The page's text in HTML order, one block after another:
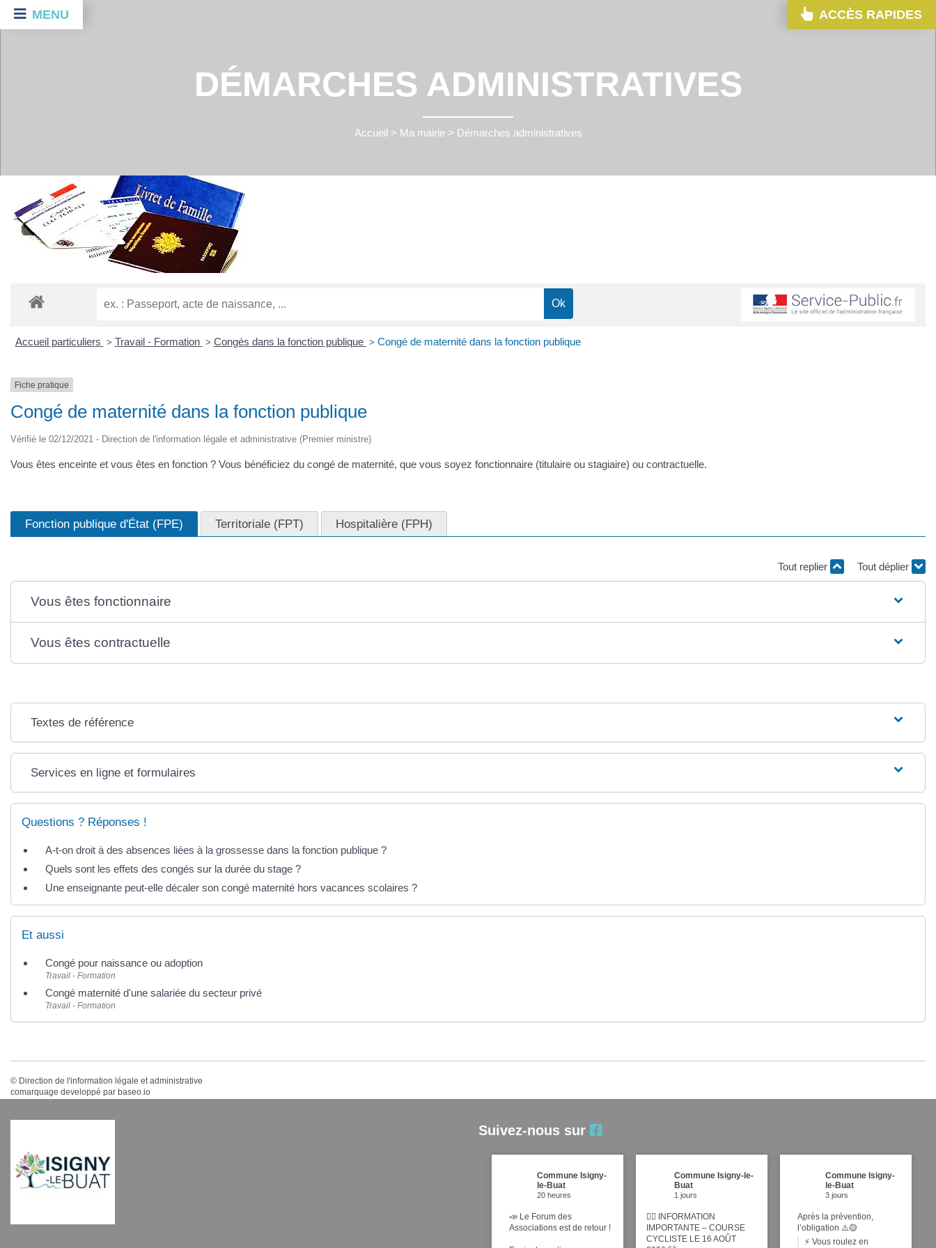
MENU
DÉMARCHES ADMINISTRATIVES
Accueil > Ma mairie> Démarches administratives
Accueil particuliers > Travail - Formation > Congés dans la fonction publique > Congé de maternité dans la fonction publique
Fiche pratique
Congé de maternité dans la fonction publique
Vérifié le 02/12/2021 - Direction de l'information légale et administrative (Premier ministre)
Vous êtes enceinte et vous êtes en fonction ? Vous bénéficiez du congé de maternité, que vous soyez fonctionnaire (titulaire ou stagiaire) ou contractuelle.
Fonction publique d'État (FPE) Territoriale (FPT) Hospitalière (FPH)
Tout replier Tout déplier
Vous êtes fonctionnaire
Vous êtes contractuelle
Textes de référence
Services en ligne et formulaires
Questions ? Réponses !
A-t-on droit à des absences liées à la grossesse dans la fonction publique ?
Quels sont les effets des congés sur la durée du stage ?
Une enseignante peut-elle décaler son congé maternité hors vacances scolaires ?
Et aussi
Congé pour naissance ou adoption
Travail - Formation
Congé maternité d'une salariée du secteur privé
Travail - Formation
© Direction de l'information légale et administrative
comarquage developpé par baseo.io
Suivez-nous sur
Commune Isigny-
le-Buat
20 heures
📣 Le Forum des
Associations est de retour !
Commune Isigny-le-
Buat
1 jours
🚴‍♂️ INFORMATION
IMPORTANTE – COURSE
CYCLISTE LE 16 AOÛT
Commune Isigny-
le-Buat
3 jours
Après la prévention,
l’obligation ⚠️🟡
⚡ Vous roulez en
ACCÈS RAPIDES